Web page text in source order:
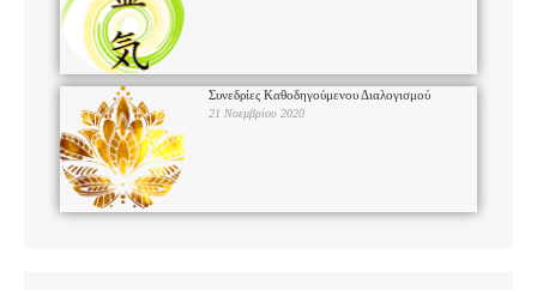
Συνεδρίες Καθοδηγούμενου Διαλογισμού
21 Νοεμβρίου 2020